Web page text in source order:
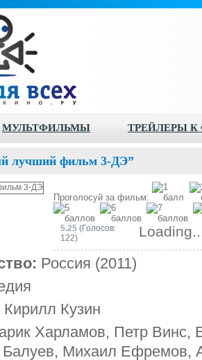
МУЛЬТФИЛЬМЫ ТРЕЙЛЕРЫ
лучший фильм 3-ДЭ”
Проголосуй за фильм:
5.25 (Голосов:
122)
Россия (2011)
Кирилл Кузин
Харламов, Петр Винс,
Балуев, Михаил Ефремов,